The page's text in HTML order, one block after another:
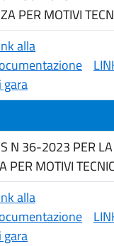
PER MOTIVI
alla
gara
N 36-2023 PER
PER MOTIVI
alla
gara